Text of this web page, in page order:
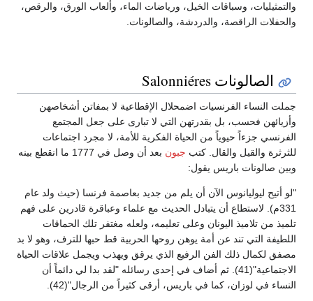
والتمثيليات، وسباقات الخيل، ورياضات الماء، وألعاب الورق، والرقص،
والحفلات الراقصة، والدردشة، والصالونات.
الصالونات Salonniéres
جملت النساء الفرنسيات اضمحلال الإقطاعية لا بمفاتن أشخاصهن
وأزيائهن فحسب، بل بقدرتهن التي لا تبارى على جعل المجتمع
الفرنسي جزءاً حيوياً من الحياة الفكرية للأمة، لا مجرد اجتماعات
للثرثرة والقيل والقال. كتب جبون
بعد أن وصل في 1777 ما انقطع بينه
وبين صالونات باريس يقول:
"لو أتيح ليوليانوس الآن أن يلم من جديد بعاصمة فرنسا (حيث ولد عام
331م). لاستطاع أن يتبادل الحديث مع علماء وعباقرة قادرين على فهم
تلميذ من تلاميذ اليونان وعلى تعليمه، ولعله مغتفر تلك الحماقات
اللطيفة التي تند عن أمة يوهن روحها الحربية قط حبها للترف، وهو لا بد
مصفق لكمال ذلك الفن الرفيع الذي يرقق ويهذب ويجمل علاقات الحياة
الاجتماعية"(41). ثم أضاف في إحدى رسائله "لقد بدا لي دائماً أن
النساء في لوزان، كما في باريس، أرقى كثيراً من الرجال"(42).